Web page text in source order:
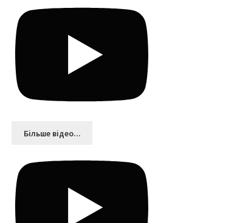
Більшe відео...